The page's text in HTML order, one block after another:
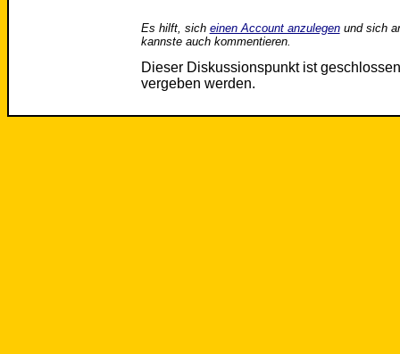
Es hilft, sich einen Account anzulegenund sich
kannste auch kommentieren.
Dieser Diskussionspunkt ist
vergeben werden.